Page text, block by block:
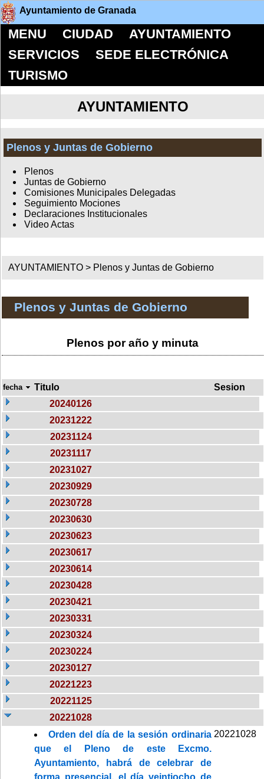
Ayuntamiento de Granada
MENU CIUDAD
AYUNTAMIENTO
SERVICIOS
SEDE ELECTRÓNICA
TURISMO
AYUNTAMIENTO
Plenos y Juntas de Gobierno
Plenos
Juntas de Gobierno
Comisiones Municipales Delegadas
Seguimiento Mociones
Declaraciones Institucionales
Video Actas
AYUNTAMIENTO > Plenos y Juntas de Gobierno
Plenos y Juntas de Gobierno
Plenos por año y minuta
fecha Titulo
Sesion
20240126
20231222
20231124
20231117
20231027
20230929
20230728
20230630
20230623
20230617
20230614
20230428
20230421
20230331
20230324
20230224
20230127
20221223
20221125
20221028
Orden del día de la sesión ordinaria
que el Pleno de este Excmo.
Ayuntamiento, habrá de celebrar de
forma presencial, el día veintiocho de
20221028